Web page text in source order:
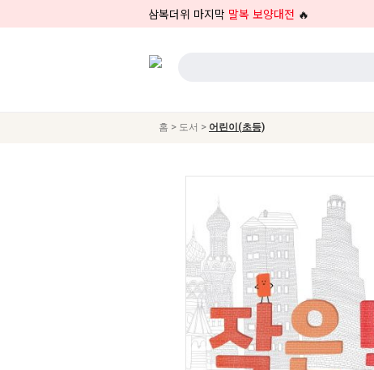
삼복더위 마지막 말복 보양대전 🔥
홈 > 도서 > 어린이(초등)